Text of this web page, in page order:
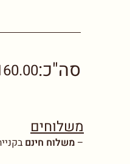
סה"כ:
משלוחים
– משלוח חינם בקנייה